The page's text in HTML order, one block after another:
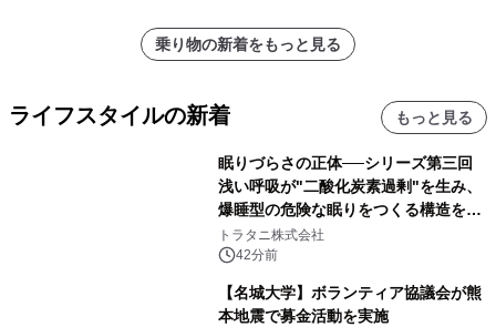
乗り物の新着をもっと見る
ライフスタイルの新着 もっと見る
眠りづらさの正体──シリーズ第三回
浅い呼吸が"二酸化炭素過剰"を生み、
爆睡型の危険な眠りをつくる構造を解
説
トラタニ株式会社
42分前
【名城大学】ボランティア協議会が熊
本地震で募金活動を実施